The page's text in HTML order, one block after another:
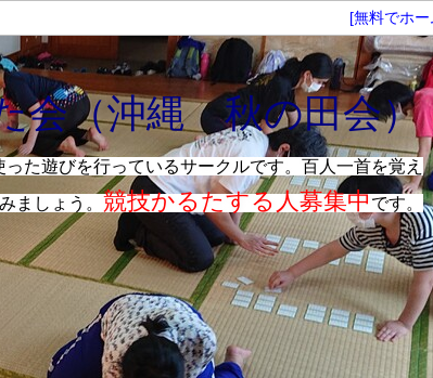
[無料でホ
会（沖縄 秋の田会）
た遊びを行っているサークルです。百人一首を覚え
ましょう。 競技かるたする人募集中です。